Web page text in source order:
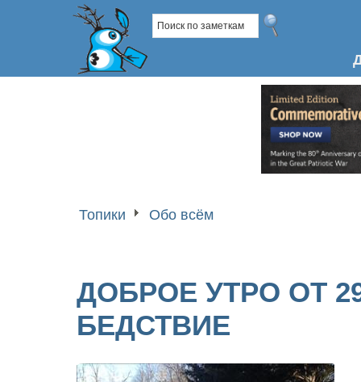
Топики Обо всём
ДОБРОЕ УТРО ОТ
БЕДСТВИЕ